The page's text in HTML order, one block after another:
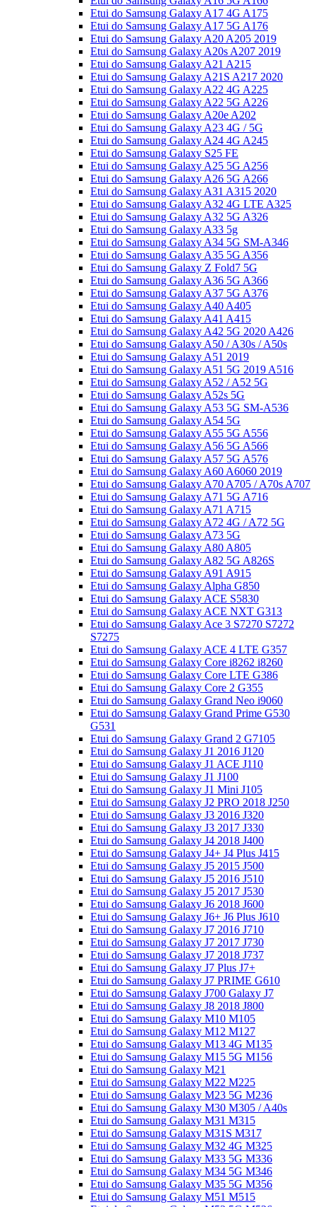
Etui do Samsung Galaxy A17 4G A175
Etui do Samsung Galaxy A17 5G A176
Etui do Samsung Galaxy A20 A205 2019
Etui do Samsung Galaxy A20s A207 2019
Etui do Samsung Galaxy A21 A215
Etui do Samsung Galaxy A21S A217 2020
Etui do Samsung Galaxy A22 4G A225
Etui do Samsung Galaxy A22 5G A226
Etui do Samsung Galaxy A20e A202
Etui do Samsung Galaxy A23 4G / 5G
Etui do Samsung Galaxy A24 4G A245
Etui do Samsung Galaxy S25 FE
Etui do Samsung Galaxy A25 5G A256
Etui do Samsung Galaxy A26 5G A266
Etui do Samsung Galaxy A31 A315 2020
Etui do Samsung Galaxy A32 4G LTE A325
Etui do Samsung Galaxy A32 5G A326
Etui do Samsung Galaxy A33 5g
Etui do Samsung Galaxy A34 5G SM-A346
Etui do Samsung Galaxy A35 5G A356
Etui do Samsung Galaxy Z Fold7 5G
Etui do Samsung Galaxy A36 5G A366
Etui do Samsung Galaxy A37 5G A376
Etui do Samsung Galaxy A40 A405
Etui do Samsung Galaxy A41 A415
Etui do Samsung Galaxy A42 5G 2020 A426
Etui do Samsung Galaxy A50 / A30s / A50s
Etui do Samsung Galaxy A51 2019
Etui do Samsung Galaxy A51 5G 2019 A516
Etui do Samsung Galaxy A52 / A52 5G
Etui do Samsung Galaxy A52s 5G
Etui do Samsung Galaxy A53 5G SM-A536
Etui do Samsung Galaxy A54 5G
Etui do Samsung Galaxy A55 5G A556
Etui do Samsung Galaxy A56 5G A566
Etui do Samsung Galaxy A57 5G A576
Etui do Samsung Galaxy A60 A6060 2019
Etui do Samsung Galaxy A70 A705 / A70s A707
Etui do Samsung Galaxy A71 5G A716
Etui do Samsung Galaxy A71 A715
Etui do Samsung Galaxy A72 4G / A72 5G
Etui do Samsung Galaxy A73 5G
Etui do Samsung Galaxy A80 A805
Etui do Samsung Galaxy A82 5G A826S
Etui do Samsung Galaxy A91 A915
Etui do Samsung Galaxy Alpha G850
Etui do Samsung Galaxy ACE S5830
Etui do Samsung Galaxy ACE NXT G313
Etui do Samsung Galaxy Ace 3 S7270 S7272
S7275
Etui do Samsung Galaxy ACE 4 LTE G357
Etui do Samsung Galaxy Core i8262 i8260
Etui do Samsung Galaxy Core LTE G386
Etui do Samsung Galaxy Core 2 G355
Etui do Samsung Galaxy Grand Neo i9060
Etui do Samsung Galaxy Grand Prime G530
G531
Etui do Samsung Galaxy Grand 2 G7105
Etui do Samsung Galaxy J1 2016 J120
Etui do Samsung Galaxy J1 ACE J110
Etui do Samsung Galaxy J1 J100
Etui do Samsung Galaxy J1 Mini J105
Etui do Samsung Galaxy J2 PRO 2018 J250
Etui do Samsung Galaxy J3 2016 J320
Etui do Samsung Galaxy J3 2017 J330
Etui do Samsung Galaxy J4 2018 J400
Etui do Samsung Galaxy J4+ J4 Plus J415
Etui do Samsung Galaxy J5 2015 J500
Etui do Samsung Galaxy J5 2016 J510
Etui do Samsung Galaxy J5 2017 J530
Etui do Samsung Galaxy J6 2018 J600
Etui do Samsung Galaxy J6+ J6 Plus J610
Etui do Samsung Galaxy J7 2016 J710
Etui do Samsung Galaxy J7 2017 J730
Etui do Samsung Galaxy J7 2018 J737
Etui do Samsung Galaxy J7 Plus J7+
Etui do Samsung Galaxy J7 PRIME G610
Etui do Samsung Galaxy J700 Galaxy J7
Etui do Samsung Galaxy J8 2018 J800
Etui do Samsung Galaxy M10 M105
Etui do Samsung Galaxy M12 M127
Etui do Samsung Galaxy M13 4G M135
Etui do Samsung Galaxy M15 5G M156
Etui do Samsung Galaxy M21
Etui do Samsung Galaxy M22 M225
Etui do Samsung Galaxy M23 5G M236
Etui do Samsung Galaxy M30 M305 / A40s
Etui do Samsung Galaxy M31 M315
Etui do Samsung Galaxy M31S M317
Etui do Samsung Galaxy M32 4G M325
Etui do Samsung Galaxy M33 5G M336
Etui do Samsung Galaxy M34 5G M346
Etui do Samsung Galaxy M35 5G M356
Etui do Samsung Galaxy M51 M515